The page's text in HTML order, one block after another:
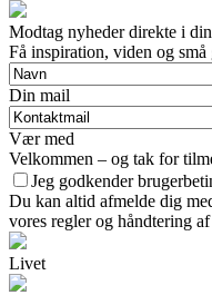
Modtag nyheder direkte i
Få inspiration, viden og
Din mail
Vær med
Velkommen – og tak for
Jeg godkender
Du kan altid afmelde dig
vores regler og håndtering af
Livet